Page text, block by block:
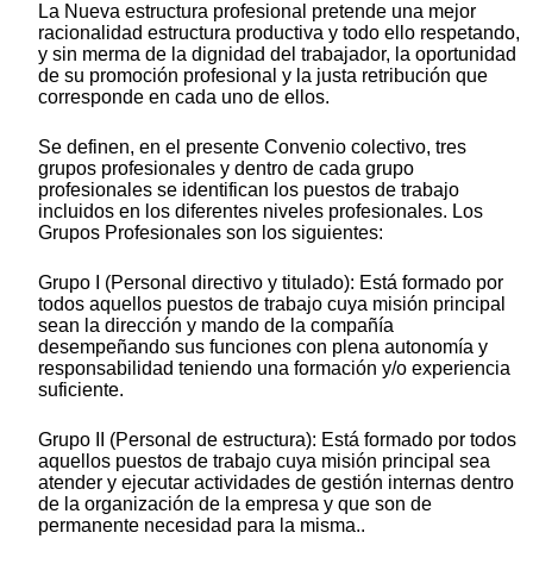
La Nueva estructura profesional pretende una mejor
racionalidad estructura productiva y todo ello respetando,
y sin merma de la dignidad del trabajador, la oportunidad
de su promoción profesional y la justa retribución que
corresponde en cada uno de ellos.
Se definen, en el presente Convenio colectivo, tres
grupos profesionales y dentro de cada grupo
profesionales se identifican los puestos de trabajo
incluidos en los diferentes niveles profesionales. Los
Grupos Profesionales son los siguientes:
Grupo I (Personal directivo y titulado): Está formado por
todos aquellos puestos de trabajo cuya misión principal
sean la dirección y mando de la compañía
desempeñando sus funciones con plena autonomía y
responsabilidad teniendo una formación y/o experiencia
suficiente.
Grupo II (Personal de estructura): Está formado por todos
aquellos puestos de trabajo cuya misión principal sea
atender y ejecutar actividades de gestión internas dentro
de la organización de la empresa y que son de
permanente necesidad para la misma..